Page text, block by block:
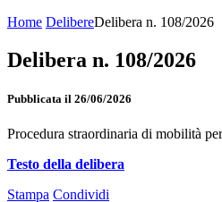
Home DelibereDelibera n. 108/2026
Delibera n. 108/2026
Pubblicata il 26/06/2026
Procedura straordinaria di mobilità
Testo della delibera
Stampa Condividi